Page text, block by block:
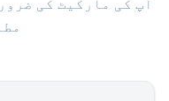
آپ کی مارکیٹ کی